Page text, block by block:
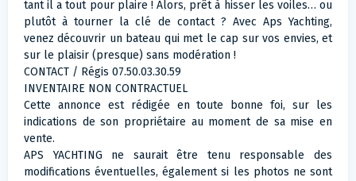
tant il a tout pour plaire ! Alors, prêt à hisser les voiles… ou
plutôt à tourner la clé de contact ? Avec Aps Yachting,
venez découvrir un bateau qui met le cap sur vos envies, et
sur le plaisir (presque) sans modération !
CONTACT / Régis 07.50.03.30.59
INVENTAIRE NON CONTRACTUEL
Cette annonce est rédigée en toute bonne foi, sur les
indications de son propriétaire au moment de sa mise en
vente.
APS YACHTING ne saurait être tenu responsable des
modifications éventuelles, également si les photos ne sont